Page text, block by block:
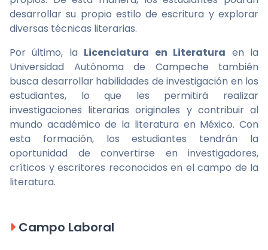
desarrollar su propio estilo de escritura y explorar
diversas técnicas literarias.
Por último, la Licenciatura en Literatura en la
Universidad Autónoma de Campeche también
busca desarrollar habilidades de investigación en los
estudiantes, lo que les permitirá realizar
investigaciones literarias originales y contribuir al
mundo académico de la literatura en México. Con
esta formación, los estudiantes tendrán la
oportunidad de convertirse en investigadores,
críticos y escritores reconocidos en el campo de la
literatura.
Campo Laboral